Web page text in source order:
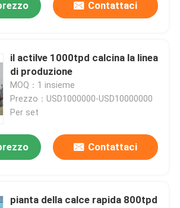
Contattaci
il actilve 1000tpd calcina la linea
di produzione
MOQ：1 insieme
Prezzo：USD1000000-USD10000000
Per set
Contattaci
pianta della calce rapida 800tpd